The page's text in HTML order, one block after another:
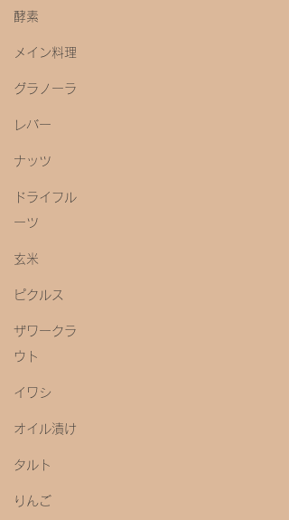
酵素
メイン料理
グラノーラ
レバー
ナッツ
ドライフル
ーツ
玄米
ピクルス
ザワークラ
ウト
イワシ
オイル漬け
タルト
りんご